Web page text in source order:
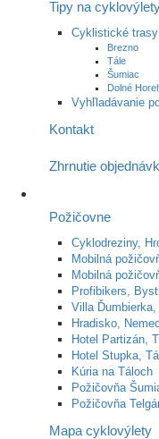
Tipy na
Cyklistické trasy
Brezno
Tále
Šumiac
Dolné
Vyhľladávanie
Kontakt
Zhrnutie
Požičovne
Cyklodreziny,
Mobilná
Mobilná
Profibikers,
Villa
Hradisko,
Hotel Partizán,
Hotel Stupka,
Kúria na Táloch
Požičovňa
Požičovňa
Mapa cyklovýlety